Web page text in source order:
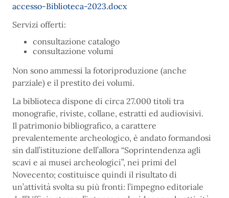
accesso-Biblioteca-2023.docx
Servizi offerti:
consultazione catalogo
consultazione volumi
Non sono ammessi la fotoriproduzione (anche
parziale) e il prestito dei volumi.
La biblioteca dispone di circa 27.000 titoli tra
monografie, riviste, collane, estratti ed audiovisivi.
Il patrimonio bibliografico, a carattere
prevalentemente archeologico, è andato formandosi
sin dall’istituzione dell’allora “Soprintendenza agli
scavi e ai musei archeologici”, nei primi del
Novecento; costituisce quindi il risultato di
un’attività svolta su più fronti: l’impegno editoriale